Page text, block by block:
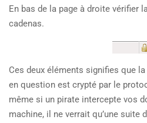
En bas de la page à droite vérifier
cadenas.
Ces deux éléments signifies que
en question est crypté par le
même si un pirate intercepte vos
machine, il ne verrait qu’une suite